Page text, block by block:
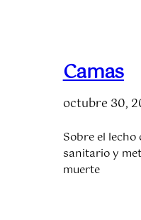
Camas
octubre 30,
Sobre el
sanitario y
muerte